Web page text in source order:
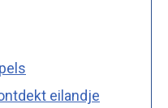
eilandje